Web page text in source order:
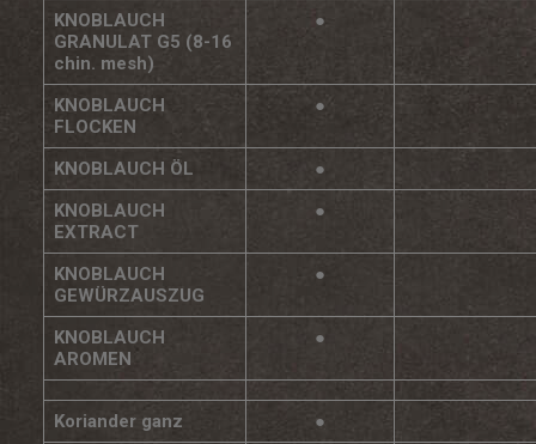
KNOBLAUCH
GRANULAT G5 (8-16
chin. mesh)
●
KNOBLAUCH
FLOCKEN
●
KNOBLAUCH ÖL
●
KNOBLAUCH
EXTRACT
●
KNOBLAUCH
GEWÜRZAUSZUG
●
KNOBLAUCH
AROMEN
●
Koriander ganz
●